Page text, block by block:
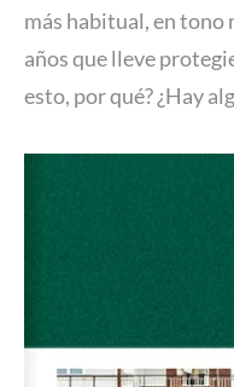
más habitual, en tono
años que lleve
esto, por qué? ¿Hay